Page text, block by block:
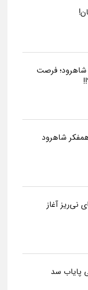
شهرک صنعتی شماره 2 شاهرود؛ فرصت
شاهرود
نی‌ریز آغاز
پایاب سد